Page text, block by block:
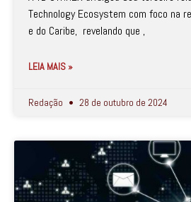
Technology Ecosystem com foco na
e do Caribe, revelando que ,
LEIA MAIS »
Redação 28 de outubro de 2024